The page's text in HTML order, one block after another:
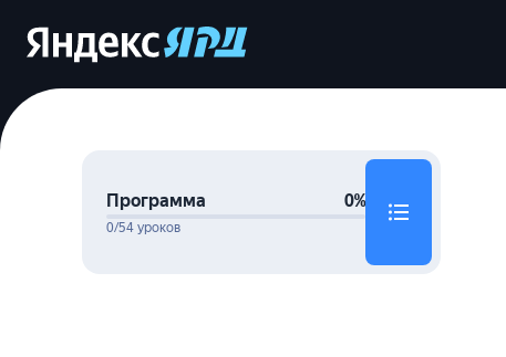
Программа 0%
0/54 уроков